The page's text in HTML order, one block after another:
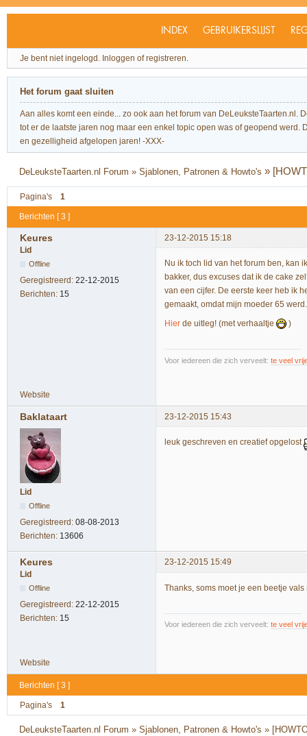
INDEX GEBRUIKERSLIJST
Je bent niet ingelogd. Inloggen of registreren.
Het forum gaat sluiten
Aan alles komt een einde... zo ook aan het forum van
tot er de laatste jaren nog maar een enkel topic open was of geopend
en gezelligheid afgelopen jaren! -XXX-
DeLeuksteTaarten.nl Forum »Sjablonen, Patronen & Howto's »
Pagina's 1
Berichten [ 3 ]
Keures
23-12-2015 15:18
Lid
Offline
Geregistreerd: 22-12-2015
Berichten: 15
Nu ik toch lid van het forum ben, kan
bakker, dus excuses dat ik de cake
van een cijfer. De eerste keer heb ik
gemaakt, omdat mijn moeder 65 werd.
Hier de uitleg! (met verhaaltje )
Voor iedereen die zich verveelt: te veel
Website
Baklataart 23-12-2015 15:43
Lid
Offline
Geregistreerd: 08-08-2013
Berichten: 13606
leuk geschreven en creatief opgelost
Keures
23-12-2015 15:49
Lid
Offline
Geregistreerd: 22-12-2015
Berichten: 15
Thanks, soms moet je een beetje
Voor iedereen die zich verveelt: te veel
Website
Berichten [ 3 ]
Pagina's 1
DeLeuksteTaarten.nl Forum »Sjablonen, Patronen & Howto's »